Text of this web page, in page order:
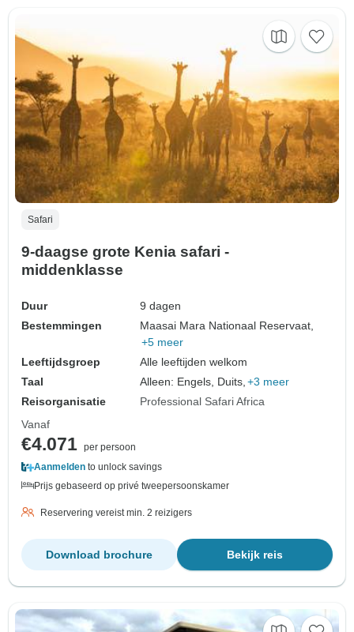
Safari
9-daagse grote Kenia safari -
middenklasse
Duur
9 dagen
Bestemmingen
Maasai Mara Nationaal Reservaat,
+5 meer
Leeftijdsgroep
Alle leeftijden welkom
Taal
Alleen: Engels, Duits, +3 meer
Reisorganisatie
Professional Safari Africa
Vanaf
€4.071 per persoon
Aanmelden to unlock savings
Prijs gebaseerd op privé tweepersoonskamer
Reservering vereist min. 2 reizigers
Bekijk reis
Download brochure